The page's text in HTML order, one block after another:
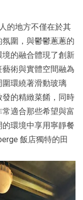
的地方不僅在於其
圍，與鬱鬱蔥蔥的
的融合體現了創新
術與實體空間融為
環繞著滑動玻璃
的精緻菜餚，同時
適合那些希望與富
環境中享用寧靜餐
飯店獨特的田